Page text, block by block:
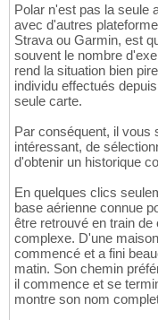
Polar n'est pas la seule
avec d'autres
Strava ou Garmin, est
souvent le nombre
rend la situation bien
individu effectués
seule carte.
Par conséquent, il vous
intéressant, de
d'obtenir un historique
En quelques clics
base aérienne connue
être retrouvé en train
complexe. D'une
commencé et a fini
matin. Son chemin
il commence et se
montre son nom